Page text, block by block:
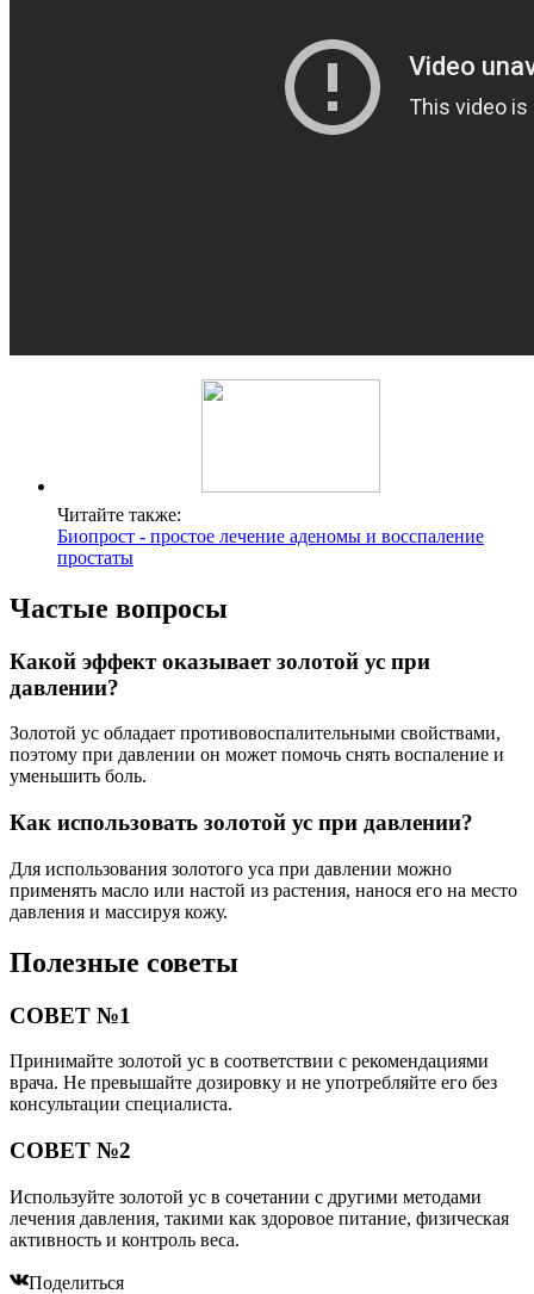
Читайте также:
Биопрост - простое лечение аденомы и восспаление
простаты
Частые вопросы
Какой эффект оказывает золотой ус при
давлении?
Золотой ус обладает противовоспалительными свойствами,
поэтому при давлении он может помочь снять воспаление и
уменьшить боль.
Как использовать золотой ус при давлении?
Для использования золотого уса при давлении можно
применять масло или настой из растения, нанося его на место
давления и массируя кожу.
Полезные советы
СОВЕТ №1
Принимайте золотой ус в соответствии с рекомендациями
врача. Не превышайте дозировку и не употребляйте его без
консультации специалиста.
СОВЕТ №2
Используйте золотой ус в сочетании с другими методами
лечения давления, такими как здоровое питание, физическая
активность и контроль веса.
Поделиться